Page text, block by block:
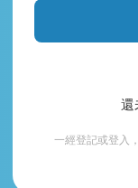
還
一經登記或登入